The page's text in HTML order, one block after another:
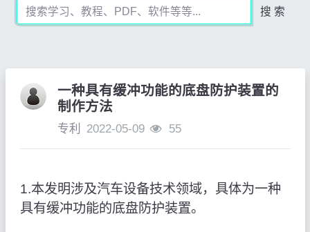
搜 索
一种具有缓冲功能的底盘防护装置的
制作方法
专利 2022-05-09 55
1.本发明涉及汽车设备技术领域，具体为一种
具有缓冲功能的底盘防护装置。